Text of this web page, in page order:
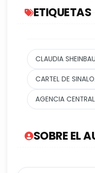
ETIQUETAS
CLAUDIA
CARTEL DE
AGENCIA
SOBRE EL